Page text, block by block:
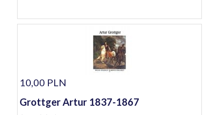
10,00 PLN
Grottger Artur 1837-1867